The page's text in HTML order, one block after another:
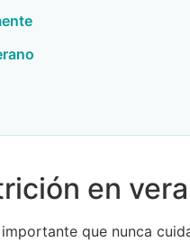
en
que nunca